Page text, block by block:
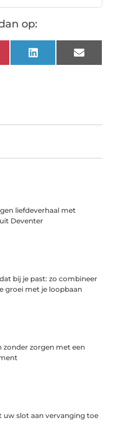
op:
LinkedIn Email
liefdeverhaal met
Deventer
bij je past: zo combineer
groei met je loopbaan
zonder zorgen met een
uw slot aan vervanging toe